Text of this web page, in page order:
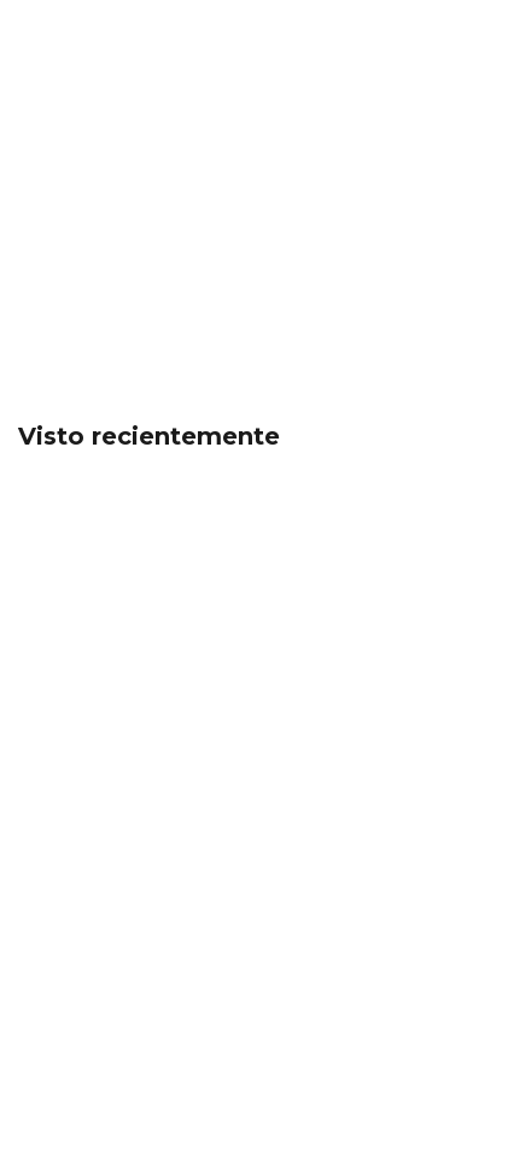
Visto recientemente